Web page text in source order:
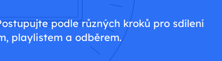
podle různých kroků pro sdílení
playlistem a odběrem.